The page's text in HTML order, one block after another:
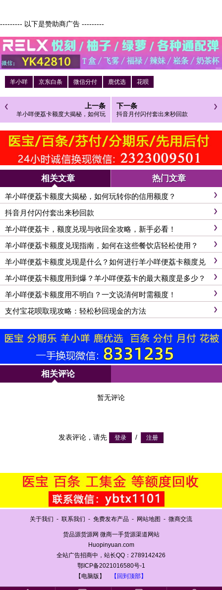
--------- 以下是赞助商广告 ---------
羊小咩 京东白条 微信分付 鹿优选 花呗
上一条
羊小咩便荔卡额度大揭秘，如何玩
转你的信用额度？
下一条
抖音月付闪付套出来秒回款
相关文章 热门文章
羊小咩便荔卡额度大揭秘，如何玩转你的信用额度？
抖音月付闪付套出来秒回款
羊小咩便荔卡，额度兑现与收回全攻略，新手必看！
羊小咩便荔卡额度兑现指南，如何在这些餐饮店轻松使用？
羊小咩便荔卡额度兑现是什么？如何进行羊小咩便荔卡额度兑
现？
羊小咩便荔卡额度用到爆？羊小咩便荔卡的最大额度是多少？
羊小咩便荔卡额度用不明白？一文说清何时需额度！
支付宝花呗取现攻略：轻松秒回现金的方法
相关评论
暂无评论
发表评论，请先 /
关于我们 - 联系我们 - 免费发布产品 - 网站地图 - 微商交流
货品源货源网 微商一手货源渠道网站
Huopinyuan.com
全站广告招商中，站长QQ：2789142426
鄂ICP备2021016580号-1
【电脑版】
【回到顶部】